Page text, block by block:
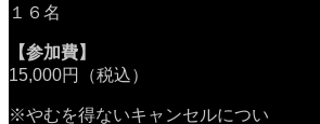
１６名
【参加費】
15,000円（税込）
※やむを得ないキャンセルについ